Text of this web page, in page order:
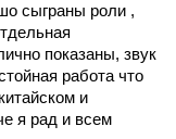
сыграны роли ,
показаны, звук
работа что
и
я рад и всем